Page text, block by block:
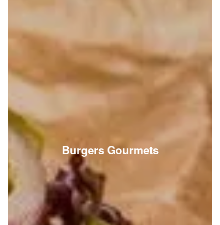
Burgers Gourmets